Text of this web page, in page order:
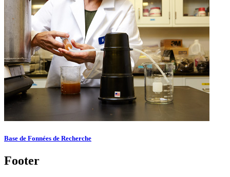
Base de Fonnées de Recherche
Footer